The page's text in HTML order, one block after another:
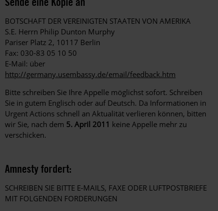
BOTSCHAFT DER VEREINIGTEN STAATEN VON AMERIKA
S.E. Herrn Philip Dunton Murphy
Pariser Platz 2, 10117 Berlin
Fax: 030-83 05 10 50
E-Mail: über
http://germany.usembassy.de/email/feedback.htm
Bitte schreiben Sie Ihre Appelle möglichst sofort. Schreiben
Sie in gutem Englisch oder auf Deutsch. Da Informationen in
Urgent Actions schnell an Aktualität verlieren können, bitten
wir Sie, nach dem 5. April 2011 keine Appelle mehr zu
verschicken.
Amnesty fordert:
SCHREIBEN SIE BITTE E-MAILS, FAXE ODER LUFTPOSTBRIEFE
MIT FOLGENDEN FORDERUNGEN